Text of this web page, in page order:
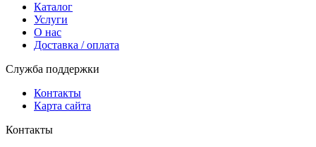
Каталог
Услуги
О нас
Доставка / оплата
Служба поддержки
Контакты
Карта сайта
Контакты